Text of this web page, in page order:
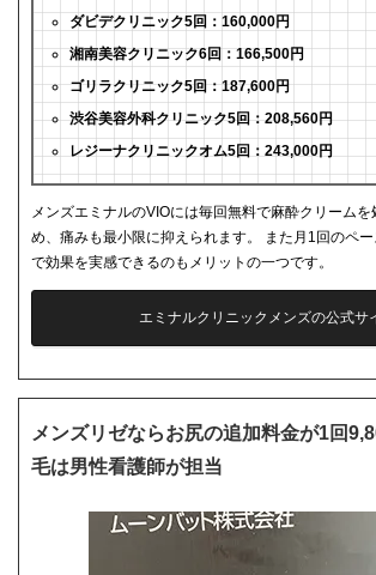
ダビデクリニック5回：160,000円
湘南美容クリニック6回：166,500円
ゴリラクリニック5回：187,600円
渋谷美容外科クリニック5回：208,560円
レジーナクリニックオム5回：243,000円
メンズエミナルのVIOには毎回無料で麻酔クリーム
め、痛みも最小限に抑えられます。 また月1回のペ
で効果を実感できるのもメリットの一つです。
エミナルクリニックメンズの公式サ
メンズリゼならお尻の追加料金が1回
毛は男性看護師が担当